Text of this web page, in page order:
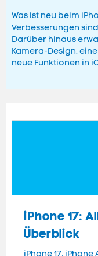
Was ist neu beim
Verbesserungen
Darüber hinaus
Kamera-Design,
neue Funktionen in
iPhone 17:
Überblick